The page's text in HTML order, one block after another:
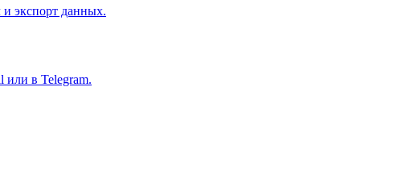
экспорт данных.
или в Telegram.